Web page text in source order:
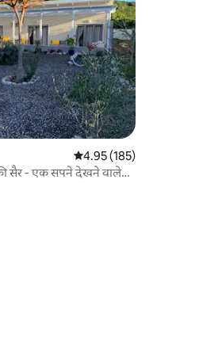
औसत रेटिंग 5 में से 4.95,
4.95 (185)
सैर - एक सपने देखने वाले